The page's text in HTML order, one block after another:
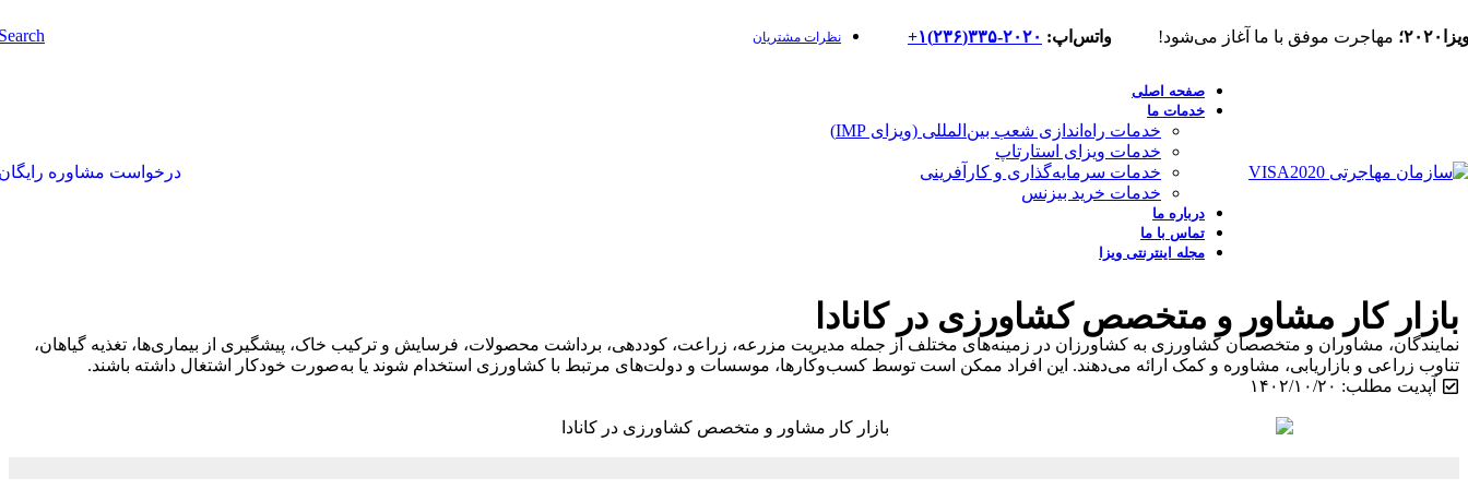
مهاجرت موفق با ما آغاز می‌شود! واتس‌اپ: ۲۰۲۰-۳۳۵(۲۳۶)۱+ نظرات مشتریان
صفحه اصلی
خدمات ما
خدمات راه‌اندازی شعب بین‌المللی (ویزای IMP)
خدمات ویزای استارتاپ
خدمات سرمایه‌گذاری و کارآفرینی
خدمات خرید بیزنس
درباره ما
تماس با ما
مجله اینترنتی ویزا
درخواست مشاوره
بازار کار مشاور و متخصص کشاورزی در کانادا
نمایندگان، مشاوران و متخصصان کشاورزی به کشاورزان در زمینه‌های مختلف از جمله مدیریت مزرعه، زراعت، کوددهی، برداشت محصولات، فرسایش و ترکیب خاک، پیشگیری از بیماری‌ها، تغذیه گیاهان،
تناوب زراعی و بازاریابی، مشاوره و کمک ارائه می‌دهند. این افراد ممکن است توسط کسب‌و‌کارها، موسسات و دولت‌های مرتبط با کشاورزی استخدام شوند یا به‌صورت خودکار اشتغال داشته باشند.
آپدیت مطلب: ۱۴۰۲/۱۰/۲۰